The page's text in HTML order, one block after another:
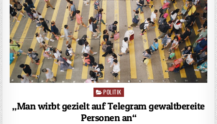
Posted
POLITIK
„Man wirbt gezielt auf Telegram gewaltbereite
Personen an“